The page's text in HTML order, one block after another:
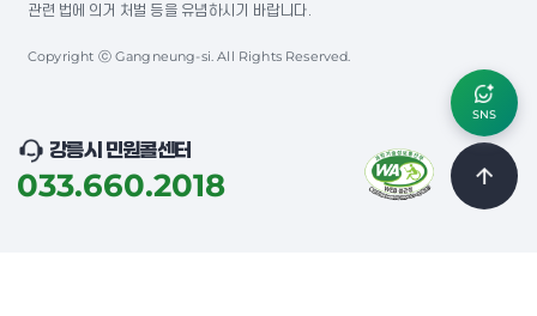
관련 법에 의거 처벌 등을 유념하시기 바랍니다.
Copyright ⓒ Gangneung-si. All Rights Reserved.
강릉시 민원콜센터
033.660.2018
SNS